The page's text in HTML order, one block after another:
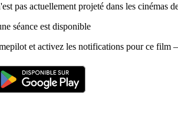
pas actuellement projeté dans les cinémas
séance est disponible
et activez les notifications pour ce film